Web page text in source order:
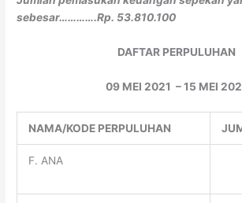
sebesar………….Rp. 53.810.100
DAFTAR PERPULUHAN
09 MEI 2021 – 15 MEI
NAMA/KODE PERPULUHAN
F. ANA